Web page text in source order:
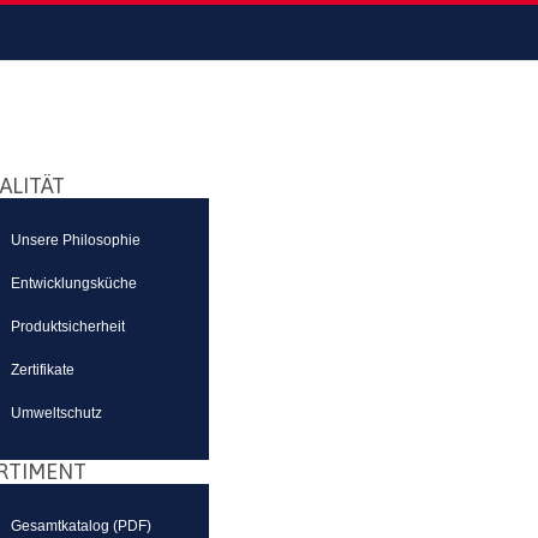
Unsere Philosophie
Entwicklungsküche
Produktsicherheit
Zertifikate
Umweltschutz
Gesamtkatalog (PDF)